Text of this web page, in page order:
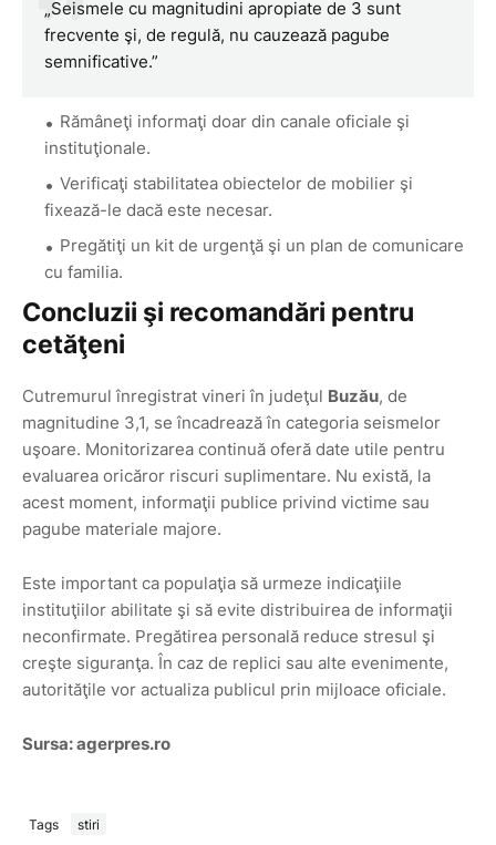
„Seismele cu magnitudini apropiate de 3 sunt
frecvente şi, de regulă, nu cauzează pagube
semnificative.”
Rămâneţi informaţi doar din canale oficiale şi
instituţionale.
Verificaţi stabilitatea obiectelor de mobilier şi
fixează-le dacă este necesar.
Pregătiţi un kit de urgenţă şi un plan de comunicare
cu familia.
Concluzii şi recomandări pentru
cetăţeni
Cutremurul înregistrat vineri în judeţul Buzău, de
magnitudine 3,1, se încadrează în categoria seismelor
uşoare. Monitorizarea continuă oferă date utile pentru
evaluarea oricăror riscuri suplimentare. Nu există, la
acest moment, informaţii publice privind victime sau
pagube materiale majore.
Este important ca populaţia să urmeze indicaţiile
instituţiilor abilitate şi să evite distribuirea de informaţii
neconfirmate. Pregătirea personală reduce stresul şi
creşte siguranţa. În caz de replici sau alte evenimente,
autorităţile vor actualiza publicul prin mijloace oficiale.
Sursa: agerpres.ro
Tags stiri